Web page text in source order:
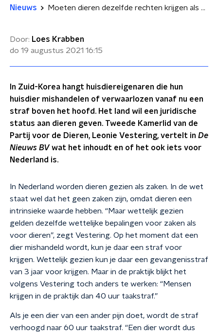
Nieuws Moeten dieren dezelfde rechten krijgen als mensen?
Door: Loes Krabben
do 19 augustus 2021 16:15
In Zuid-Korea hangt huisdiereigenaren die hun
huisdier mishandelen of verwaarlozen vanaf nu een
straf boven het hoofd. Het land wil een juridische
status aan dieren geven. Tweede Kamerlid van de
Partij voor de Dieren, Leonie Vestering, vertelt in De
Nieuws BV wat het inhoudt en of het ook iets voor
Nederland is.
In Nederland worden dieren gezien als zaken. In de wet
staat wel dat het geen zaken zijn, omdat dieren een
intrinsieke waarde hebben. “Maar wettelijk gezien
gelden dezelfde wettelijke bepalingen voor zaken als
voor dieren”, zegt Vestering. Op het moment dat een
dier mishandeld wordt, kun je daar een straf voor
krijgen. Wettelijk gezien kun je daar een gevangenisstraf
van 3 jaar voor krijgen. Maar in de praktijk blijkt het
volgens Vestering toch anders te werken: “Mensen
krijgen in de praktijk dan 40 uur taakstraf.”
Als je een dier van een ander pijn doet, wordt de straf
verhoogd naar 60 uur taakstraf. “Een dier wordt dus